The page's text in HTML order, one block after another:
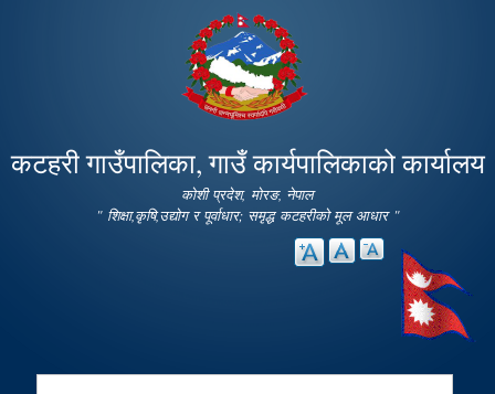
main
content
कटहरी गाउँपालिका, गाउँ कार्यपालिकाको कार्यालय
कोशी प्रदेश, मोरङ, नेपाल
" शिक्षा,कृषि,उद्योग र पूर्वाधार; समृद्ध कटहरीको मूल आधार "
Search